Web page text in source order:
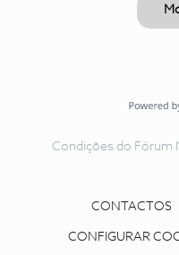
Condições do Fórum
CONTACTOS
CONFIGURAR